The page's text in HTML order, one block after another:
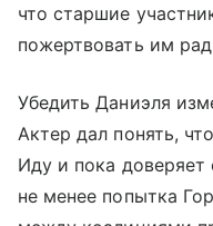
что старшие
пожертвовать им
Убедить Даниэля
Актер дал понять,
Иду и пока
не менее попытка